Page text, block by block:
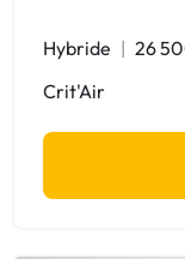
Hybride 26
Crit'Air